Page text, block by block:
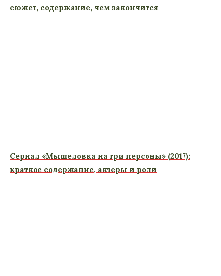
сюжет, содержание, чем закончится
Сериал «Мышеловка на три персоны» (2017):
краткое содержание, актеры и роли